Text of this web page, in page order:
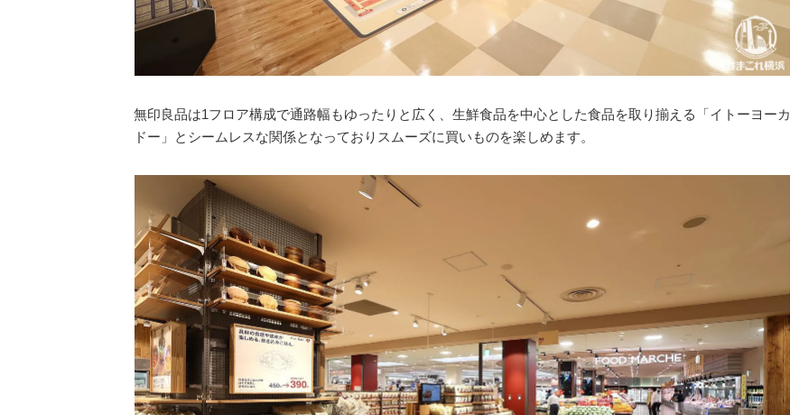
無印良品は1フロア構成で通路幅もゆったりと広く、生鮮食品を中心とした食品を取り揃える「イトーヨーカ
ドー」とシームレスな関係となっておりスムーズに買いものを楽しめます。